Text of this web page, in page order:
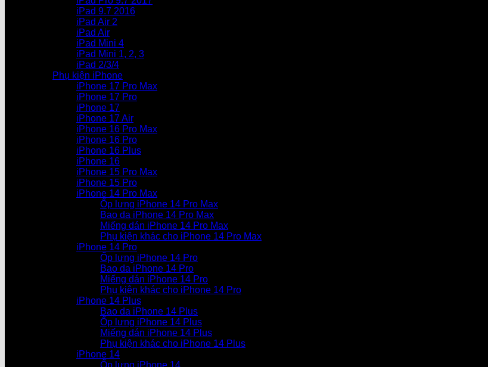
iPad 9.7 2016
iPad Air 2
iPad Air
iPad Mini 4
iPad Mini 1, 2, 3
iPad 2/3/4
Phụ kiện iPhone
iPhone 17 Pro Max
iPhone 17 Pro
iPhone 17
iPhone 17 Air
iPhone 16 Pro Max
iPhone 16 Pro
iPhone 16 Plus
iPhone 16
iPhone 15 Pro Max
iPhone 15 Pro
iPhone 14 Pro Max
Ốp lưng iPhone 14 Pro Max
Bao da iPhone 14 Pro Max
Miếng dán iPhone 14 Pro Max
Phụ kiện khác cho iPhone 14 Pro Max
iPhone 14 Pro
Ốp lưng iPhone 14 Pro
Bao da iPhone 14 Pro
Miếng dán iPhone 14 Pro
Phụ kiện khác cho iPhone 14 Pro
iPhone 14 Plus
Bao da iPhone 14 Plus
Ốp lưng iPhone 14 Plus
Miếng dán iPhone 14 Plus
Phụ kiện khác cho iPhone 14 Plus
iPhone 14
Ốp lưng iPhone 14